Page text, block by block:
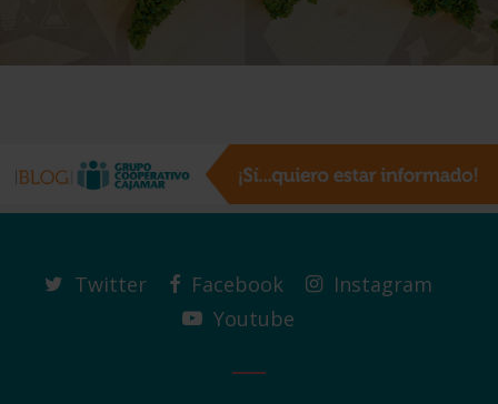
Twitter Facebook
Instagram
Youtube